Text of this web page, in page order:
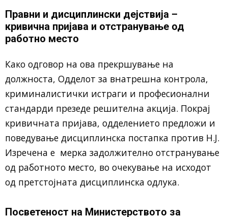
Правни и дисциплински дејствија –
кривична пријава и отстранување од
работно место
Како одговор на ова прекршување на
должноста, Одделот за внатрешна контрола,
криминалистички истраги и професионални
стандарди презеде решителна акција. Покрај
кривичната пријава, одделението предложи и
поведување дисциплинска постапка против Н.Ј.
Изречена е мерка задолжително отстранување
од работното место, во очекување на исходот
од претстојната дисциплинска одлука.
Посветеност на Министерството за